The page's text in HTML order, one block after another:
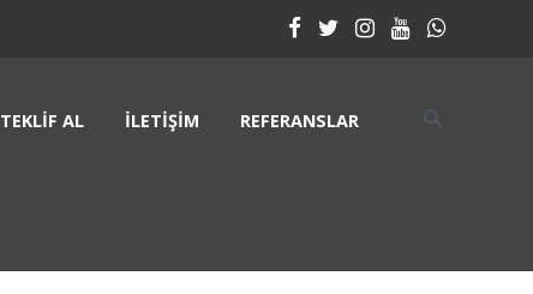
TEKLIF AL İLETIŞIM REFERANSLAR